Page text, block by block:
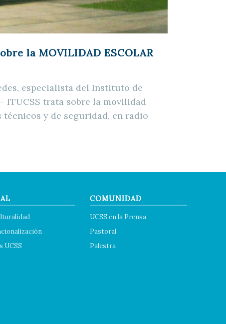
la MOVILIDAD ESCOLAR
especialista del Instituto de
ITUCSS trata sobre la movilidad
y de seguridad, en radio
UCSS
COMUNIDAD
UCSS en la Prensa
Pastoral
Palestra